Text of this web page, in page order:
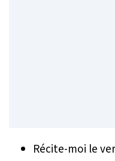
Récite-moi le